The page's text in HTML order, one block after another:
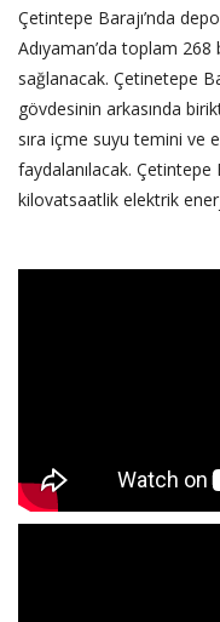
Çetintepe Barajı’nda
Adıyaman’da toplam
sağlanacak. Çetinetepe
gövdesinin arkasında
sıra içme suyu temini ve
faydalanılacak. Çetintepe
kilovatsaatlik elektrik